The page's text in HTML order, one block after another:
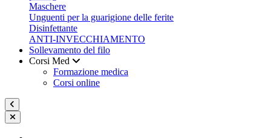
Maschere
Unguenti per la guarigione delle ferite
Disinfettante
ANTI-INVECCHIAMENTO
Sollevamento del filo
Corsi Med
Formazione medica
Corsi online